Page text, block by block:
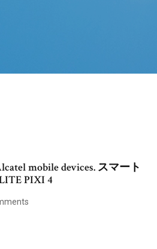
mobile devices. スマート
PIXI 4